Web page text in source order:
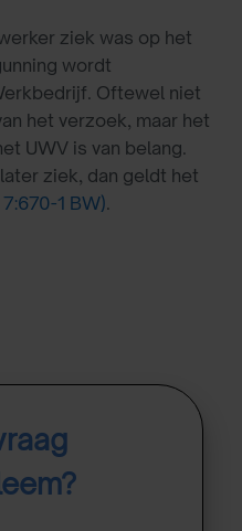
ziek was op het
wordt
Oftewel niet
het verzoek, maar het
UWV is van belang.
ziek, dan geldt het
1 BW).